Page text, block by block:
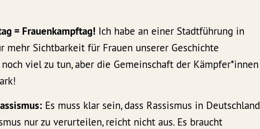
= Frauenkampftag! Ich habe an einer Stadtführung in
mehr Sichtbarkeit für Frauen unserer Geschichte
viel zu tun, aber die Gemeinschaft der Kämpfer*innen
Es muss klar sein, dass Rassismus in Deutschland
nur zu verurteilen, reicht nicht aus. Es braucht